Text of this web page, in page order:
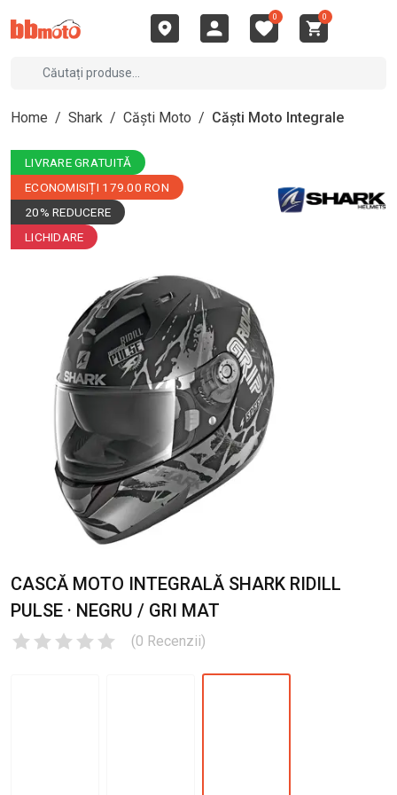
0 0
Home / Shark / Căști Moto / Căști Moto Integrale
LIVRARE GRATUITĂ
ECONOMISIȚI 179.00 RON
20% REDUCERE
LICHIDARE
CASCĂ MOTO INTEGRALĂ SHARK RIDILL
PULSE · NEGRU / GRI MAT
(0 Recenzii)